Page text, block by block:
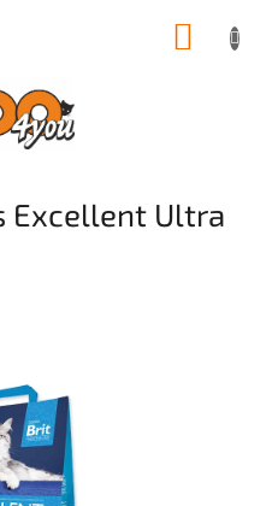
Excellent Ultra